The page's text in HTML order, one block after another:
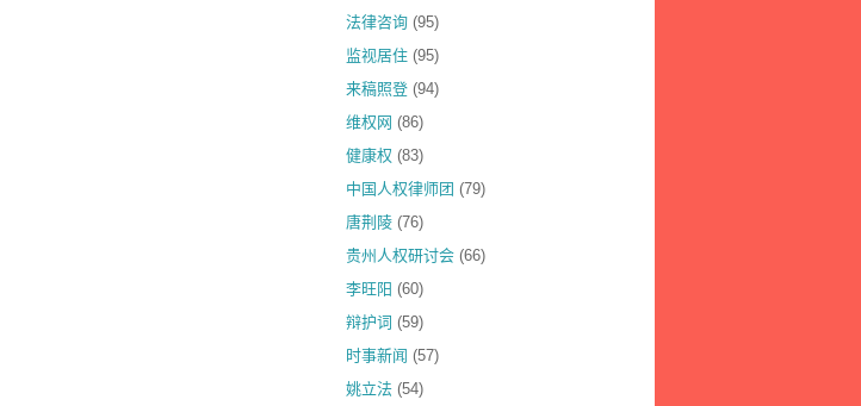
法律咨询 (95)
监视居住 (95)
来稿照登 (94)
维权网 (86)
健康权 (83)
中国人权律师团 (79)
唐荆陵 (76)
贵州人权研讨会 (66)
李旺阳 (60)
辩护词 (59)
时事新闻 (57)
姚立法 (54)